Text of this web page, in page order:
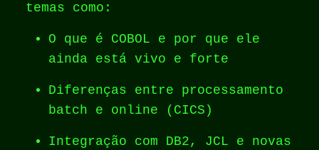
temas como:
O que é COBOL e por que ele
ainda está vivo e forte
Diferenças entre processamento
batch e online (CICS)
Integração com DB2, JCL e novas